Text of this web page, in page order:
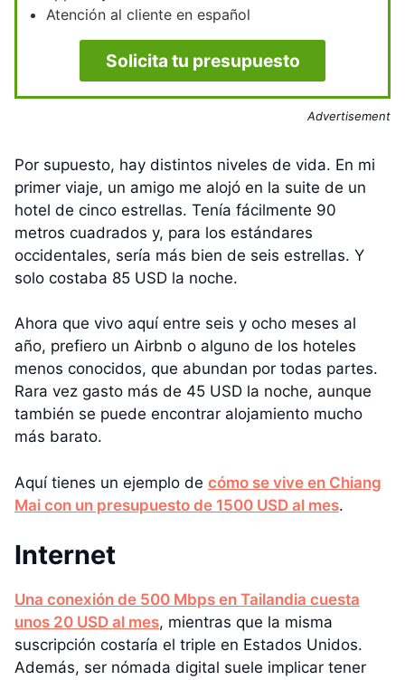
Atención al cliente en español
Solicita tu presupuesto
Advertisement
Por supuesto, hay distintos niveles de vida. En mi
primer viaje, un amigo me alojó en la suite de un
hotel de cinco estrellas. Tenía fácilmente 90
metros cuadrados y, para los estándares
occidentales, sería más bien de seis estrellas. Y
solo costaba 85 USD la noche.
Ahora que vivo aquí entre seis y ocho meses al
año, prefiero un Airbnb o alguno de los hoteles
menos conocidos, que abundan por todas partes.
Rara vez gasto más de 45 USD la noche, aunque
también se puede encontrar alojamiento mucho
más barato.
Aquí tienes un ejemplo de cómo se vive en Chiang
Mai con un presupuesto de 1500 USD al mes.
Internet
Una conexión de 500 Mbps en Tailandia cuesta
unos 20 USD al mes, mientras que la misma
suscripción costaría el triple en Estados Unidos.
Además, ser nómada digital suele implicar tener